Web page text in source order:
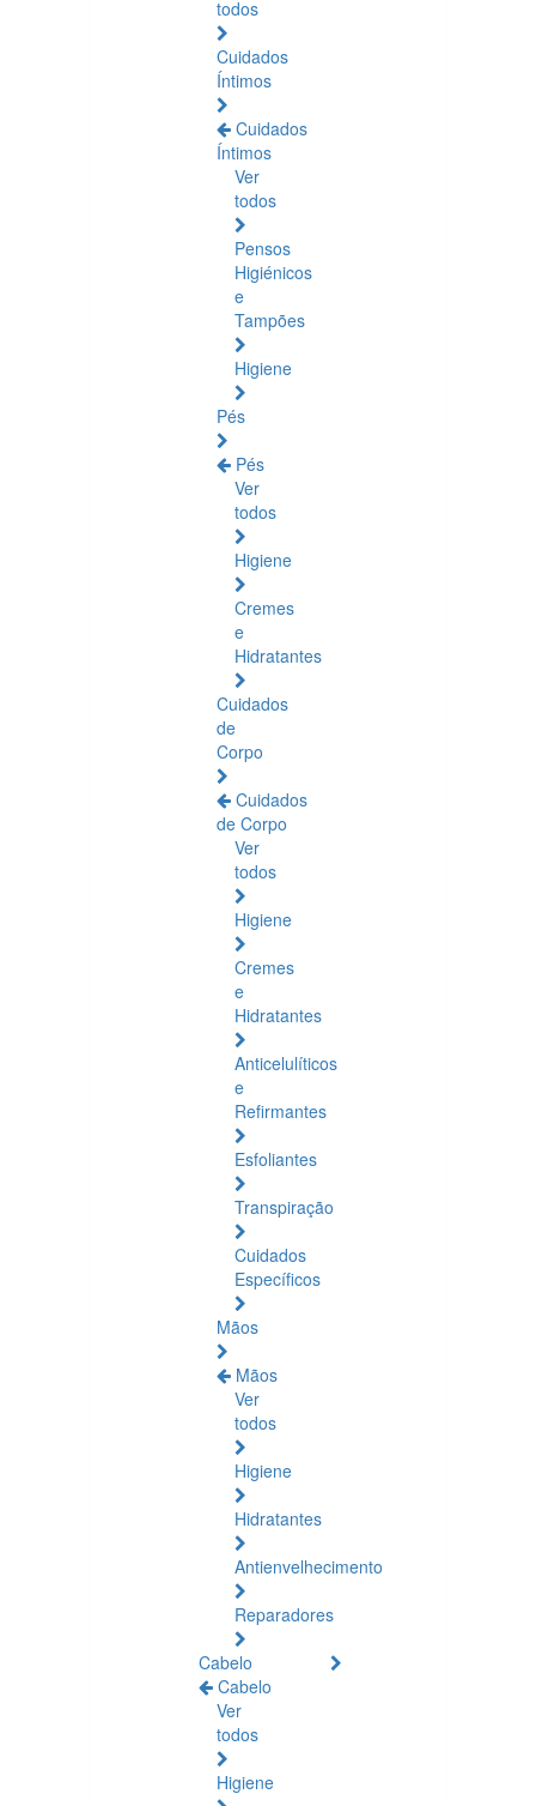
todos
Cuidados
Íntimos
Cuidados
Íntimos
Ver
todos
Pensos
Higiénicos
e
Tampões
Higiene
Pés
Pés
Ver
todos
Higiene
Cremes
e
Hidratantes
Cuidados
de
Corpo
Cuidados
de Corpo
Ver
todos
Higiene
Cremes
e
Hidratantes
Anticelulíticos
e
Refirmantes
Esfoliantes
Transpiração
Cuidados
Específicos
Mãos
Mãos
Ver
todos
Higiene
Hidratantes
Antienvelhecimento
Reparadores
Cabelo
Cabelo
Ver
todos
Higiene